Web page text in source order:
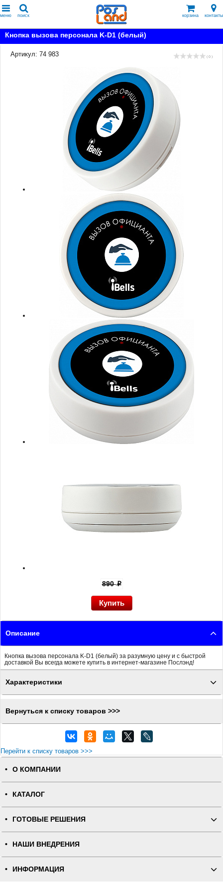
меню поиск корзина контакты
Кнопка вызова персонала K-D1 (белый)
Артикул: 74 983 ( 0 )
890p
Описание
Кнопка вызова персонала K-D1 (белый) за разумную цену и с быстрой
доставкой Вы всегда можете купить в интернет-магазине Послэнд!
Характеристики
Вернуться к списку товаров >>>
Перейти к списку товаров >>>
О КОМПАНИИ
КАТАЛОГ
ГОТОВЫЕ РЕШЕНИЯ
НАШИ ВНЕДРЕНИЯ
ИНФОРМАЦИЯ